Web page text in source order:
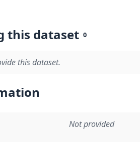
this dataset 0
this dataset.
Not provided